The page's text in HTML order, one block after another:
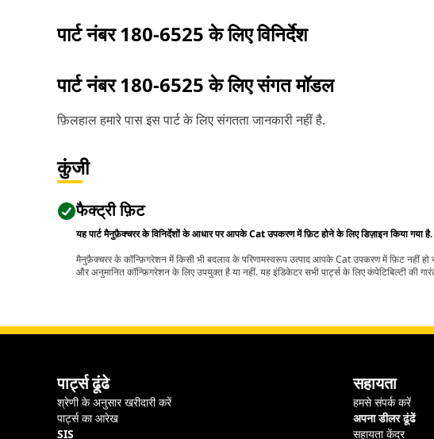
पार्ट नंबर180-6525के लिए विनिर्देश
पार्ट नंबर180-6525के लिए संगत मॉडल
फ़िलहाल हमारे पास इस पार्ट के लिए संगतता जानकारी नहीं है.
कुंजी
फैक्ट्री फ़िट
यह पार्ट मैनुफ़ैक्चरर के विनिर्देशों के आधार पर आपके Cat उपकरण में फ़िट होने के लिए डिज़ाइन किया गया है.
मैनुफ़ैक्चरर के कॉन्फ़िगरेशन में किसी भी बदलाव के परिणामस्वरूप उत्पाद आपके Cat उपकरण में फ़िट नहीं
और अनुमानित कॉन्फ़िगरेशन के लिए उपयुक्त है या नहीं. यह इंडिकेटर सभी पार्ट्स के लिए कंपेटिबिल्टी की
पार्ट्स ढूंढे
श्रेणी के अनुसार खरीदारी करें
पार्ट्स का आरेख
SIS
सहायता
हमसे संपर्क करें
अपना डीलर ढूंढें
सहायता केंद्र